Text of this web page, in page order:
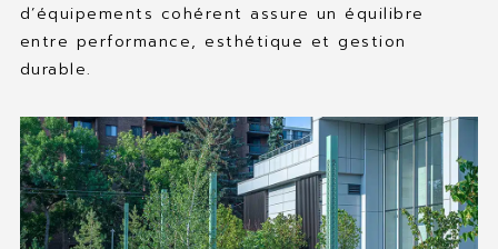
d’équipements cohérent assure un équilibre
entre performance, esthétique et gestion
durable.